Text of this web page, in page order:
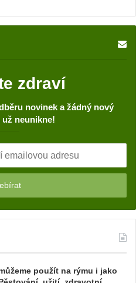
zdraví
novinek a žádný nový
už neunikne!
použít na rýmu i jako